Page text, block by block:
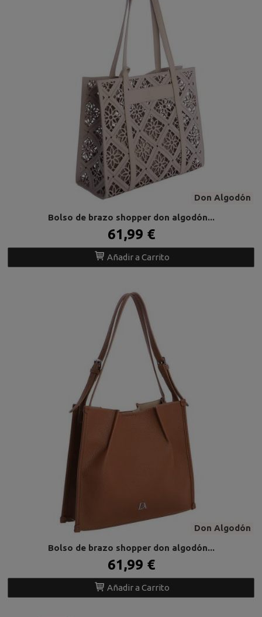
Don Algodón
Bolso de brazo shopper don algodón...
61,99 €
Añadir a Carrito
Don Algodón
Bolso de brazo shopper don algodón...
61,99 €
Añadir a Carrito